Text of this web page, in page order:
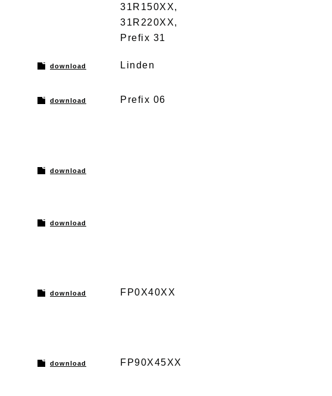
31R150XX,
31R220XX,
Prefix 31
download Linden
download Prefix 06
download
download
download FP0X40XX
download FP90X45XX